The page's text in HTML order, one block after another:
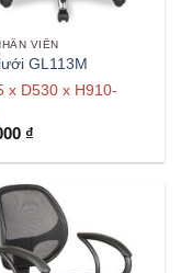
VIÊN
GL113M
x D530 x H910-
₫